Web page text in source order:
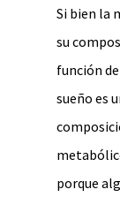
Si bien la
su
función
sueño es
porque